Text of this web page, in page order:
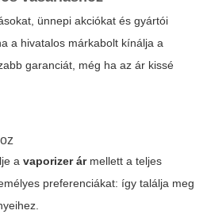
ünnepi akciókat és gyártói
a hivatalos márkabolt kínálja a
garanciát, még ha az ár kissé
a vaporizer ármellett a teljes
preferenciákat: így találja meg